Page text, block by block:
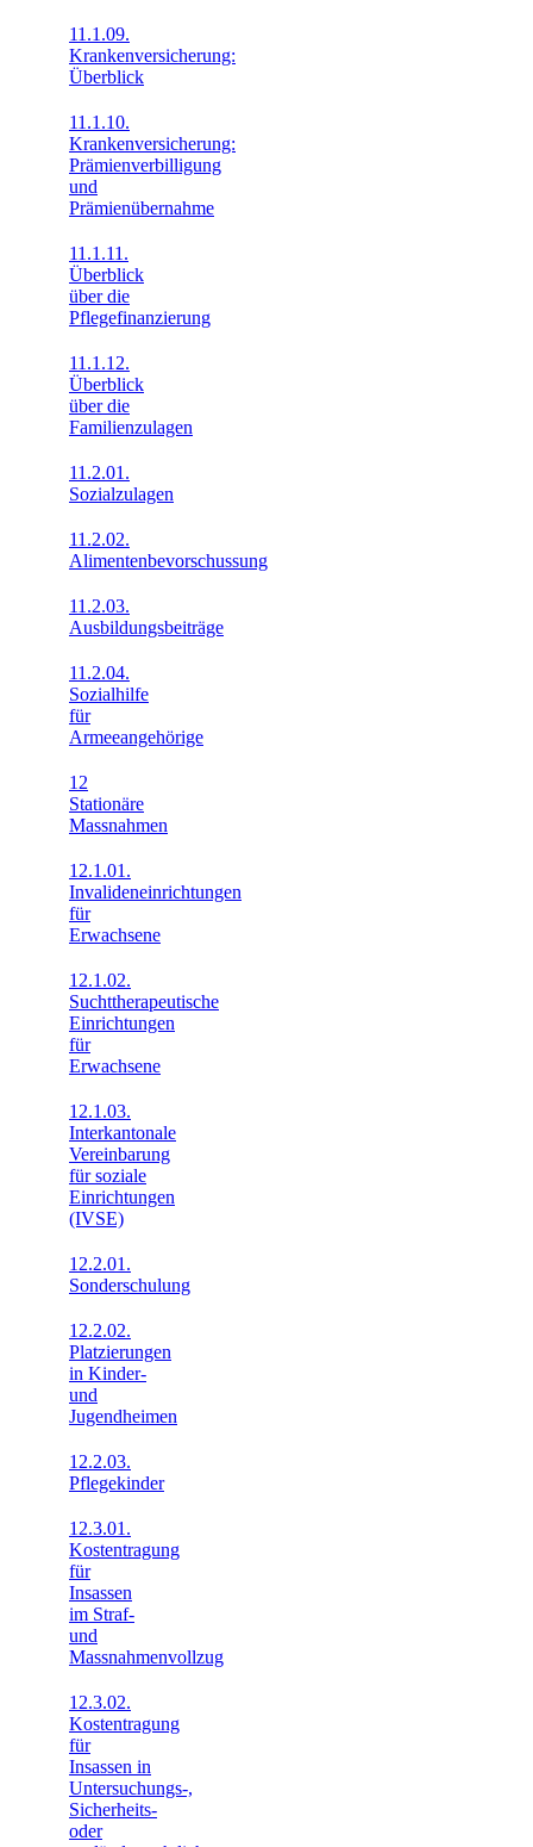
11.1.09.
Krankenversicherung:
Überblick
11.1.10.
Krankenversicherung:
Prämienverbilligung
und
Prämienübernahme
11.1.11.
Überblick
über die
Pflegefinanzierung
11.1.12.
Überblick
über die
Familienzulagen
11.2.01.
Sozialzulagen
11.2.02.
Alimentenbevorschussung
11.2.03.
Ausbildungsbeiträge
11.2.04.
Sozialhilfe
für
Armeeangehörige
12
Stationäre
Massnahmen
12.1.01.
Invalideneinrichtungen
für
Erwachsene
12.1.02.
Suchttherapeutische
Einrichtungen
für
Erwachsene
12.1.03.
Interkantonale
Vereinbarung
für soziale
Einrichtungen
(IVSE)
12.2.01.
Sonderschulung
12.2.02.
Platzierungen
in Kinder-
und
Jugendheimen
12.2.03.
Pflegekinder
12.3.01.
Kostentragung
für
Insassen
im Straf-
und
Massnahmenvollzug
12.3.02.
Kostentragung
für
Insassen in
Untersuchungs-,
Sicherheits-
oder